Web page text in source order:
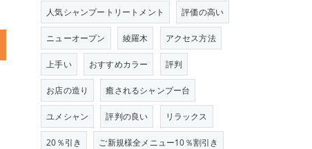
人気シャンプートリートメント 評価の高い
ニューオープン 綾羅木 アクセス方法
上手い おすすめカラー 評判
お店の造り 癒されるシャンプー台
ユメシャン 評判の良い リラックス
20％引き ご新規様全メニュー10％割引き